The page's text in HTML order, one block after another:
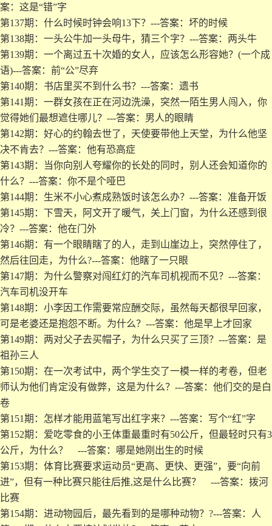
案：这是“错”字
第137期：什么时候时钟会响13下？---答案：坏的时候
第138期：一头公牛加一头母牛，猜三个字？---答案：两头牛
第139期：一个离过五十次婚的女人，应该怎么形容她？(一个成
语)---答案：前“公”尽弃
第140期：书店里买不到什么书？---答案：遗书
第141期：一群女孩在正在河边洗澡，突然一陌生男人闯入，你
觉得她们最想遮住哪儿？---答案：男人的眼睛
第142期：好心的约翰去世了，天使要带他上天堂，为什么他坚
决不肯去？---答案：他有恐高症
第143期：当你向别人夸耀你的长处的同时，别人还会知道你的
什么？---答案：你不是个哑巴
第144期：生米不小心煮成熟饭时该怎么办？---答案：准备开饭
第145期：下雪天，阿文开了暖气，关上门窗，为什么还感到很
冷？---答案：他在门外
第146期：有一个眼睛瞎了的人，走到山崖边上，突然停住了，
然后往回走，为什么?---答案：他瞎了一只眼
第147期：为什么警察对闯红灯的汽车司机视而不见？---答案：
汽车司机没开车
第148期：小李因工作需要常应酬交际，虽然每天都很早回家，
可是老婆还是抱怨不断。为什么？---答案：他是早上才回家
第149期：两对父子去买帽子，为什么只买了三顶？---答案：是
祖孙三人
第150期：在一次考试中，两个学生交了一模一样的考卷，但老
师认为他们肯定没有做弊，这是为什么？---答案：他们交的是白
卷
第151期：怎样才能用蓝笔写出红字来？---答案：写个“红”字
第152期：爱吃零食的小王体重最重时有50公斤，但最轻时只有3
公斤，为什么？ ---答案：哪是她刚出生的时候
第153期：体育比赛要求运动员“更高、更快、更强”，要“向前
进”，但有一种比赛只能往后推,这是什么比赛？ ---答案：拨河
比赛
第154期：进动物园后，最先看到的是哪种动物？?---答案：人